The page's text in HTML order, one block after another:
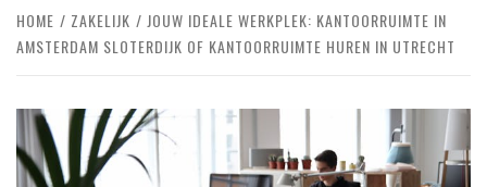
HOME ZAKELIJK
JOUW IDEALE WERKPLEK: KANTOORRUIMTE IN
AMSTERDAM SLOTERDIJK OF KANTOORRUIMTE HUREN IN UTRECHT